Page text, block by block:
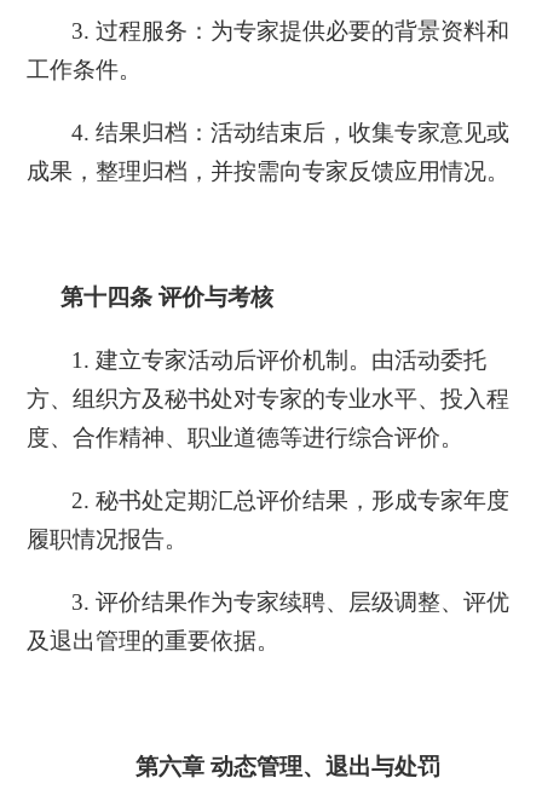
3. 过程服务：为专家提供必要的背景资料和
工作条件。
4. 结果归档：活动结束后，收集专家意见或
成果，整理归档，并按需向专家反馈应用情况。
第十四条 评价与考核
1. 建立专家活动后评价机制。由活动委托
方、组织方及秘书处对专家的专业水平、投入程
度、合作精神、职业道德等进行综合评价。
2. 秘书处定期汇总评价结果，形成专家年度
履职情况报告。
3. 评价结果作为专家续聘、层级调整、评优
及退出管理的重要依据。
第六章 动态管理、退出与处罚